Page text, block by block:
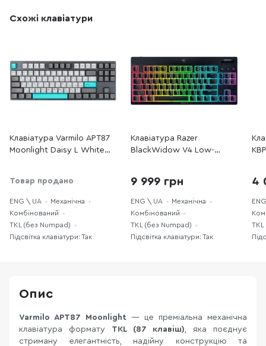
Схожі клавіатури
Клавіатура Varmilo APT87
Moonlight Daisy L White
Товар продано
ENG \ UA
Механічна
Комбінований
TKL (без Numpad)
Підсвітка клавіатури: Так
Клавіатура Razer
BlackWidow V4 Low-
(RZ03-05450500-R3M1)
9 999 грн
ENG \ UA
Механічна
Комбінований
TKL (без Numpad)
Підсвітка клавіатури: Так
4
Опис
Varmilo APT87 Moonlight — це преміальна механічна
клавіатура формату TKL (87 клавіш), яка поєднує
стриману елегантність, надійну конструкцію та